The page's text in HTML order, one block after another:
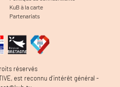
KuB à la carte
Partenariats
réservés
est reconnu d’intérêt général -